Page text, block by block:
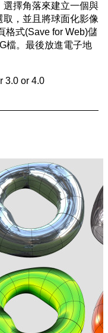
擇角落來建立一個與
，並且將球面化影像
格式(Save for Web)儲
檔。最後放進電子地
3.0 or 4.0